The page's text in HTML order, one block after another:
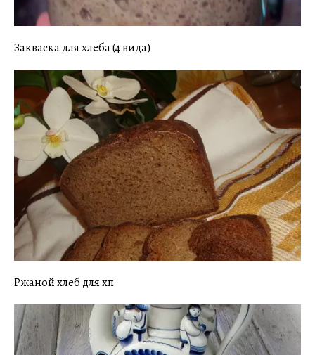
Закваска для хлеба (4 вида)
Ржаной хлеб для хп